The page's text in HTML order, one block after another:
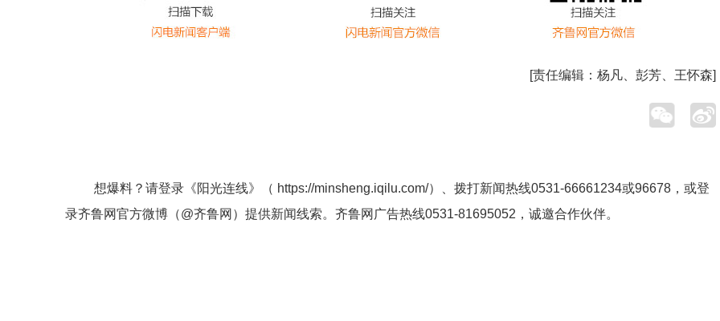
[责任编辑： 杨凡、彭芳、王怀森]
想爆料？请登录《阳光连线》（ https://minsheng.iqilu.com/）、拨打新闻热线0531-66661234或96678，或登
录齐鲁网官方微博（@齐鲁网 ）提供新闻线索。齐鲁网广告热线0531-81695052 ，诚邀合作伙伴。